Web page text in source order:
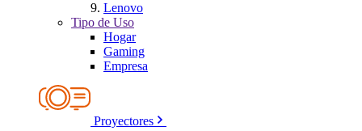
Lenovo
Tipo de Uso
Hogar
Gaming
Empresa
Proyectores